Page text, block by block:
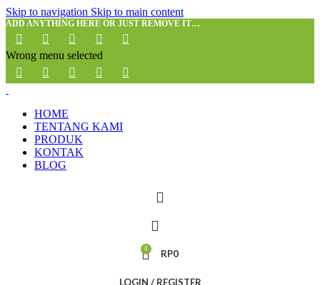
Skip to navigation Skip to main content
ADD ANYTHING HERE OR JUST REMOVE IT…
Wrong menu selected
HOME
TENTANG KAMI
PRODUK
KONTAK
BLOG
0 RP0
LOGIN / REGISTER